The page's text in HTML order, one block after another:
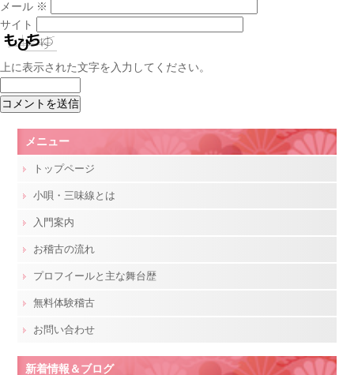
メール ※
サイト
上に表示された文字を入力してください。
メニュー
トップページ
小唄・三味線とは
入門案内
お稽古の流れ
プロフイールと主な舞台歴
無料体験稽古
お問い合わせ
新着情報＆ブログ